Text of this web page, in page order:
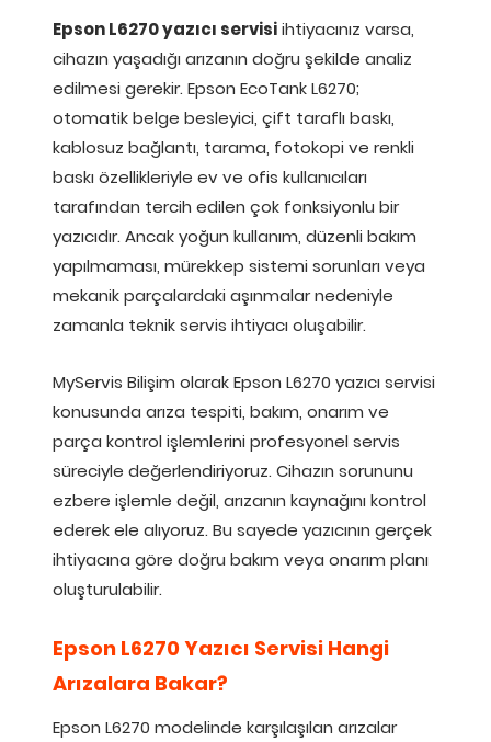
Epson L6270 yazıcı servisiihtiyacınız varsa,
cihazın yaşadığı arızanın doğru şekilde analiz
edilmesi gerekir. Epson EcoTank L6270;
otomatik belge besleyici, çift taraflı baskı,
kablosuz bağlantı, tarama, fotokopi ve renkli
baskı özellikleriyle ev ve ofis kullanıcıları
tarafından tercih edilen çok fonksiyonlu bir
yazıcıdır. Ancak yoğun kullanım, düzenli bakım
yapılmaması, mürekkep sistemi sorunları veya
mekanik parçalardaki aşınmalar nedeniyle
zamanla teknik servis ihtiyacı oluşabilir.
MyServis Bilişim olarak Epson L6270 yazıcı servisi
konusunda arıza tespiti, bakım, onarım ve
parça kontrol işlemlerini profesyonel servis
süreciyle değerlendiriyoruz. Cihazın sorununu
ezbere işlemle değil, arızanın kaynağını kontrol
ederek ele alıyoruz. Bu sayede yazıcının gerçek
ihtiyacına göre doğru bakım veya onarım planı
oluşturulabilir.
Epson L6270 Yazıcı Servisi Hangi
Arızalara Bakar?
Epson L6270 modelinde karşılaşılan arızalar